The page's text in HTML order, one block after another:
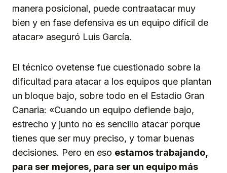
manera posicional, puede contraatacar muy
bien y en fase defensiva es un equipo difícil de
atacar» aseguró Luis García.
El técnico ovetense fue cuestionado sobre la
dificultad para atacar a los equipos que plantan
un bloque bajo, sobre todo en el Estadio Gran
Canaria: «Cuando un equipo defiende bajo,
estrecho y junto no es sencillo atacar porque
tienes que ser muy preciso, y tomar buenas
decisiones. Pero en eso estamos trabajando,
para ser mejores, para ser un equipo más